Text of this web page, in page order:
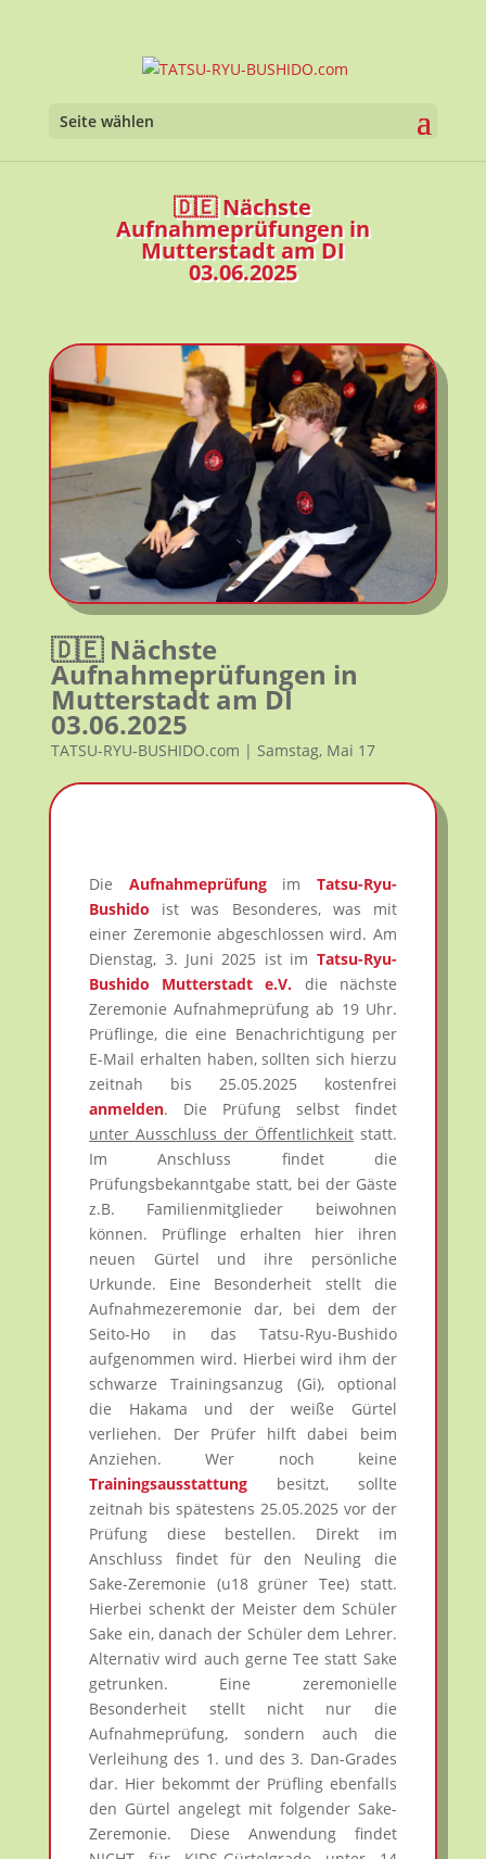
Seite wählen
🇩🇪 Nächste
Aufnahmeprüfungen in
Mutterstadt am DI
03.06.2025
🇩🇪 Nächste
Aufnahmeprüfungen in
Mutterstadt am DI
03.06.2025
TATSU-RYU-BUSHIDO.com | Samstag, Mai 17
Die Aufnahmeprüfungim Tatsu-Ryu-
Bushido ist was Besonderes, was mit
einer Zeremonie abgeschlossen wird. Am
Dienstag, 3. Juni 2025 ist im Tatsu-Ryu-
Bushido Mutterstadt e.V. die nächste
Zeremonie Aufnahmeprüfung ab 19 Uhr.
Prüflinge, die eine Benachrichtigung per
E-Mail erhalten haben, sollten sich hierzu
zeitnah bis 25.05.2025 kostenfrei
anmelden. Die Prüfung selbst findet
unter Ausschluss der Öffentlichkeitstatt.
Im Anschluss findet die
Prüfungsbekanntgabe statt, bei der Gäste
z.B. Familienmitglieder beiwohnen
können. Prüflinge erhalten hier ihren
neuen Gürtel und ihre persönliche
Urkunde. Eine Besonderheit stellt die
Aufnahmezeremonie dar, bei dem der
Seito-Ho in das Tatsu-Ryu-Bushido
aufgenommen wird. Hierbei wird ihm der
schwarze Trainingsanzug (Gi), optional
die Hakama und der weiße Gürtel
verliehen. Der Prüfer hilft dabei beim
Anziehen. Wer noch keine
Trainingsausstattung besitzt, sollte
zeitnah bis spätestens 25.05.2025 vor der
Prüfung diese bestellen. Direkt im
Anschluss findet für den Neuling die
Sake-Zeremonie (u18 grüner Tee) statt.
Hierbei schenkt der Meister dem Schüler
Sake ein, danach der Schüler dem Lehrer.
Alternativ wird auch gerne Tee statt Sake
getrunken. Eine zeremonielle
Besonderheit stellt nicht nur die
Aufnahmeprüfung, sondern auch die
Verleihung des 1. und des 3. Dan-Grades
dar. Hier bekommt der Prüfling ebenfalls
den Gürtel angelegt mit folgender Sake-
Zeremonie. Diese Anwendung findet